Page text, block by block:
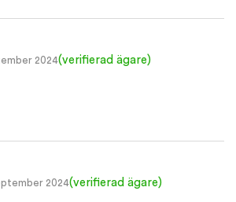
(verifierad ägare)
2024
(verifierad ägare)
2024